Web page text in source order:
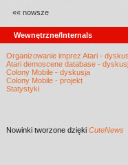
«« nowsze
Wewnętrzne/Internals
Organizowanie imprez Atari -
Atari demoscene database -
Colony Mobile - dyskusja
Colony Mobile - projekt
Statystyki
Nowinki tworzone dzięki CuteNews